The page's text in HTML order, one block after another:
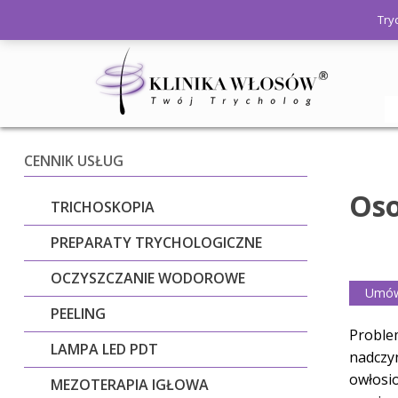
CENNIK USŁUG
TRICHOSKOPIA
PREPARATY TRYCHOLOGICZNE
OCZYSZCZANIE WODOROWE
PEELING
LAMPA LED PDT
MEZOTERAPIA IGŁOWA